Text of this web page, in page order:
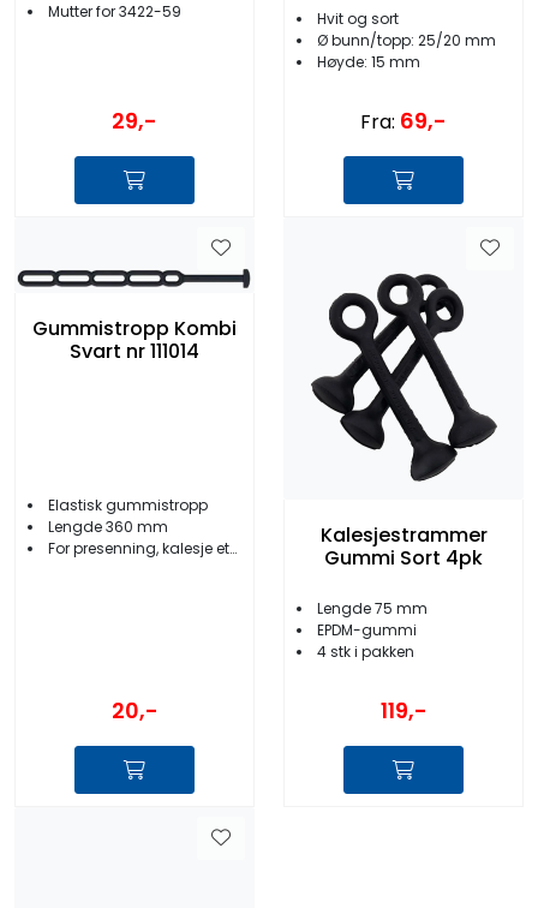
Mutter for 3422-59
29,-
Hvit og sort
Ø bunn/topp: 25/20 mm
Høyde: 15 mm
Fra: 69,-
Gummistropp Kombi
Svart nr 111014
Elastisk gummistropp
Lengde 360 mm
For presenning, kalesje etc.
20,-
Kalesjestrammer
Gummi Sort 4pk
Lengde 75 mm
EPDM-gummi
4 stk i pakken
119,-